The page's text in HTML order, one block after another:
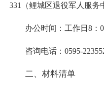
331（鲤城区退役军人服务
办公时间：工作日8：
咨询电话：0595-
二、材料清单